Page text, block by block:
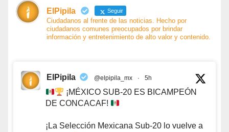
ElPipila Seguir
Ciudadanos al frente de las noticias. Hecho por
ciudadanos comunes preocupados por brindar
información y entretenimiento de alto valor y contenido.
ElPipila @elpipila_mx · 5h
¡MÉXICO SUB-20 ES BICAMPEÓN
DE CONCACAF!
¡La Selección Mexicana Sub-20 lo vuelve a